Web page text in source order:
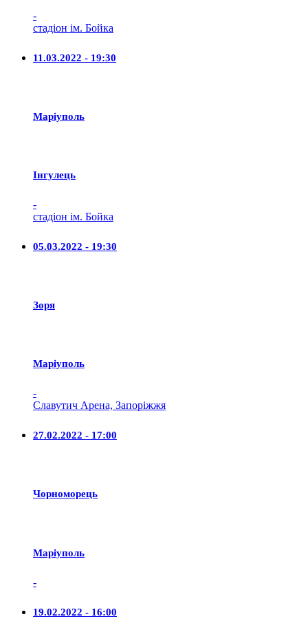
-
стадіон ім. Бойка
11.03.2022 - 19:30
Маріуполь
Iнгулець
-
стадіон ім. Бойка
05.03.2022 - 19:30
Зоря
Маріуполь
-
Славутич Арена, Запоріжжя
27.02.2022 - 17:00
Чорноморець
Маріуполь
-
19.02.2022 - 16:00